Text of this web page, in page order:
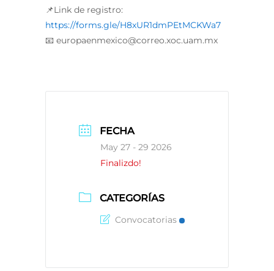
📌Link de registro:
https://forms.gle/H8xUR1dmPEtMCKWa7
📧 europaenmexico@correo.xoc.uam.mx
FECHA
May 27 - 29 2026
Finalizdo!
CATEGORÍAS
Convocatorias